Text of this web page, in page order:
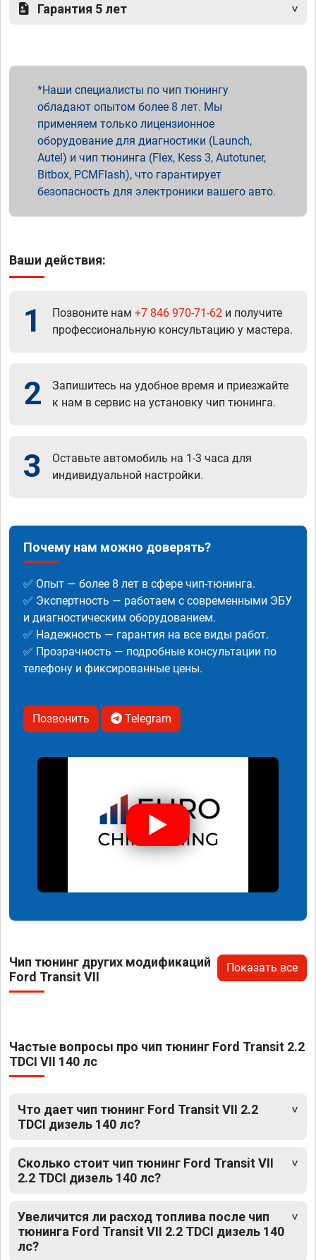
Гарантия 5 лет
Наши специалисты по чип тюнингу
обладают опытом более 8 лет. Мы
применяем только лицензионное
оборудование для диагностики (Launch,
Autel) и чип тюнинга (Flex, Kess 3, Autotuner,
Bitbox, PCMFlash), что гарантирует
безопасность для электроники вашего авто.
Ваши действия:
1 Позвоните нам +7 846 970-71-62 и получите
профессиональную консультацию у мастера.
2
Запишитесь на удобное время и приезжайте
к нам в сервис на установку чип тюнинга.
3
Оставьте автомобиль на 1-3 часа для
индивидуальной настройки.
Почему нам можно доверять?
✅ Опыт — более 8 лет в сфере чип-тюнинга.
✅ Экспертность — работаем с современными ЭБУ
и диагностическим оборудованием.
✅ Надежность — гарантия на все виды работ.
✅ Прозрачность — подробные консультации по
телефону и фиксированные цены.
Позвонить Telegram
Чип тюнинг других модификаций
Ford Transit VII
Показать все
Частые вопросы про чип тюнинг Ford Transit 2.2
TDCI VII 140 лс
Что дает чип тюнинг Ford Transit VII 2.2
TDCI дизель 140 лс?
Сколько стоит чип тюнинг Ford Transit VII
2.2 TDCI дизель 140 лс?
Увеличится ли расход топлива после чип
тюнинга Ford Transit VII 2.2 TDCI дизель 140
лс?